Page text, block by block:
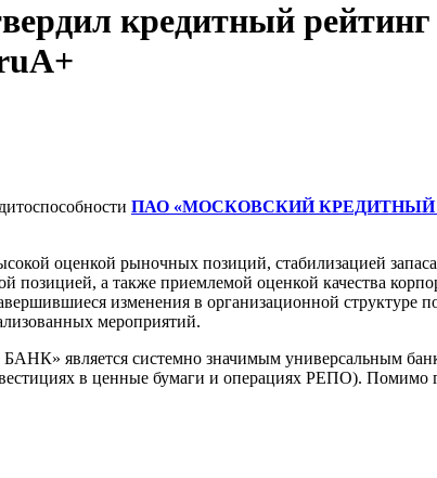
кредитный
ПАО «МОСКОВСКИЙ КРЕДИТНЫЙ
оценкой рыночных позиций, стабилизацией
позицией, а также приемлемой оценкой качества
изменения в организационной структуре
мероприятий.
системно значимым универсальным банком
в ценные бумаги и операциях РЕПО). Помимо